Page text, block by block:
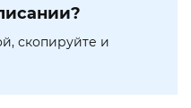
скопируйте и